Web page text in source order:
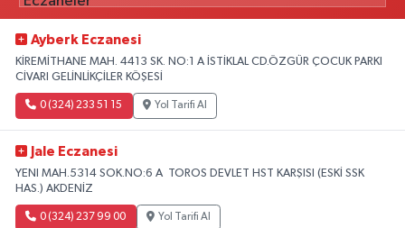
Ayberk Eczanesi
KİREMİTHANE MAH. 4413 SK. NO:1 A İSTİKLAL CD.ÖZGÜR ÇOCUK PARKI
CİVARI GELİNLİKÇİLER KÖŞESİ
0 (324) 233 51 15 Yol Tarifi Al
Jale Eczanesi
YENI MAH.5314 SOK.NO:6 A TOROS DEVLET HST KARŞISI (ESKİ SSK
HAS.) AKDENİZ
0 (324) 237 99 00 Yol Tarifi Al